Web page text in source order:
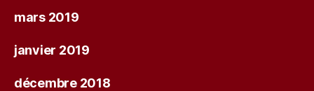
mars 2019
janvier 2019
décembre 2018